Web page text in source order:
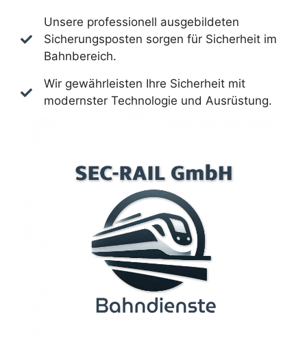
Unsere professionell ausgebildeten
Sicherungsposten sorgen für Sicherheit im
Bahnbereich.
Wir gewährleisten Ihre Sicherheit mit
modernster Technologie und Ausrüstung.